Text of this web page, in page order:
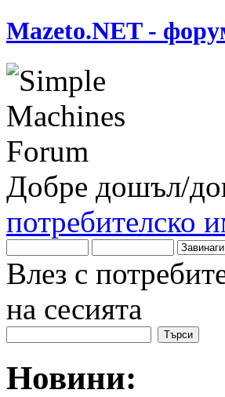
Mazeto.NET -
Добре дошъл/
потребителско
Влез с
на сесията
Новини: